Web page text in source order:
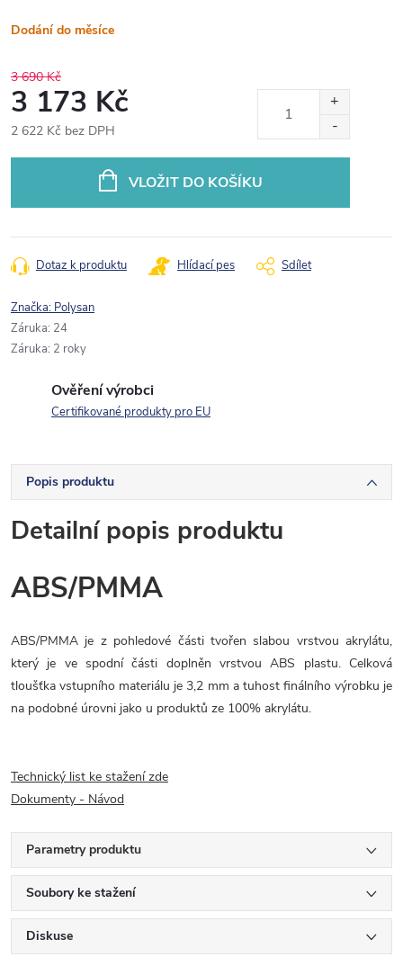
Dodání do měsíce
3 690 Kč
3 173 Kč
2 622 Kč bez DPH
VLOŽIT DO KOŠÍKU
Dotaz k produktu Hlídací pes Sdílet
Značka: Polysan
Záruka: 24
Záruka: 2 roky
Ověření výrobci
Certifikované produkty pro EU
Popis produktu
Detailní popis produktu
ABS/PMMA
ABS/PMMA je z pohledové části tvořen slabou vrstvou akrylátu,
který je ve spodní části doplněn vrstvou ABS plastu. Celková
tloušťka vstupního materiálu je 3,2 mm a tuhost finálního výrobku je
na podobné úrovni jako u produktů ze 100% akrylátu.
Technický list ke stažení zde
Dokumenty - Návod
Parametry produktu
Soubory ke stažení
Diskuse